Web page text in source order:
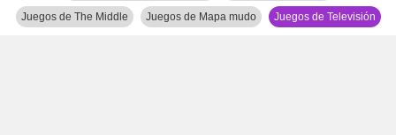
Juegos de The Middle Juegos de Mapa mudo Juegos de Televisión